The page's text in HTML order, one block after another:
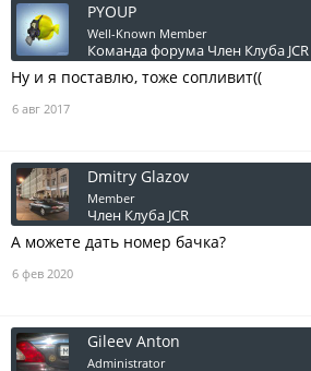
PYOUP
Well-Known Member
Команда форума Член Клуба JCR
Ну и я поставлю, тоже сопливит((
6 авг 2017
Dmitry Glazov
Member
Член Клуба JCR
А можете дать номер бачка?
6 фев 2020
Gileev Anton
Administrator